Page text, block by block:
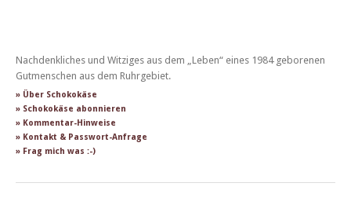
Nachdenkliches und Witziges aus dem „Leben“ eines 1984 geborenen
Gutmenschen aus dem Ruhrgebiet.
» Über Schokokäse
» Schokokäse abonnieren
» Kommentar-Hinweise
» Kontakt & Passwort-Anfrage
» Frag mich was :-)